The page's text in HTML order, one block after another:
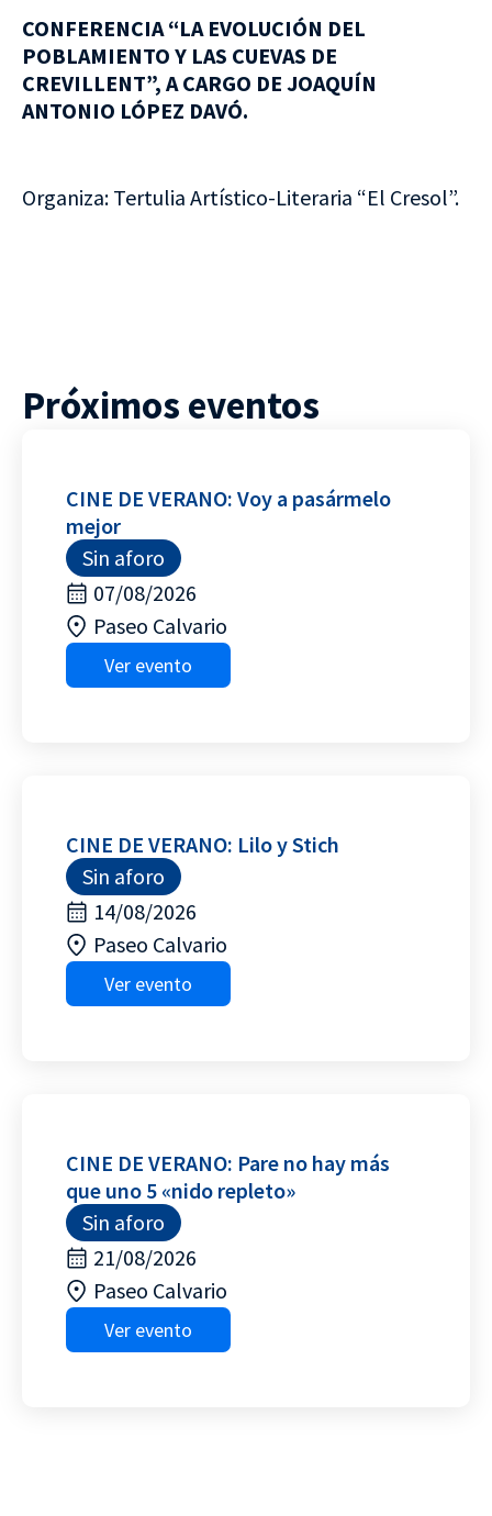
CONFERENCIA “LA EVOLUCIÓN DEL
POBLAMIENTO Y LAS CUEVAS DE
CREVILLENT”, A CARGO DE JOAQUÍN
ANTONIO LÓPEZ DAVÓ.
Organiza: Tertulia Artístico-Literaria “El Cresol”.
Próximos eventos
CINE DE VERANO: Voy a pasármelo
mejor
Sin aforo
07/08/2026
Paseo Calvario
Ver evento
CINE DE VERANO: Lilo y Stich
Sin aforo
14/08/2026
Paseo Calvario
Ver evento
CINE DE VERANO: Pare no hay más
que uno 5 «nido repleto»
Sin aforo
21/08/2026
Paseo Calvario
Ver evento